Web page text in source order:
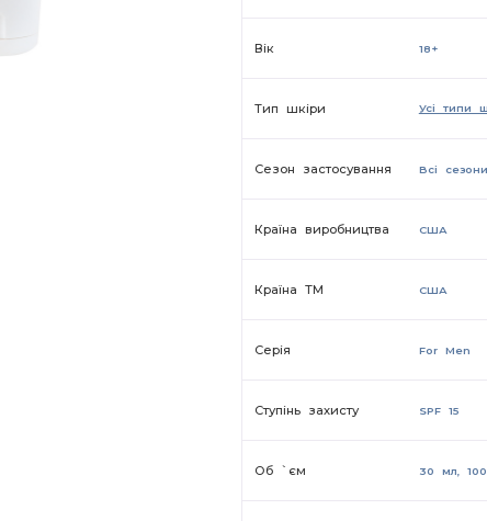
Вік 18+
Тип шкіри Усі типи
Сезон застосування Всi сезони
Країна виробництва США
Країна ТМ США
Серiя For Men
Ступінь захисту SPF 15
Об `єм 30 мл,